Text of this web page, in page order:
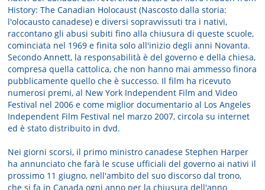
History: The Canadian Holocaust (Nascosto dalla storia:
l'olocausto canadese) e diversi sopravvissuti tra i nativi,
raccontano gli abusi subiti fino alla chiusura di queste scuole,
cominciata nel 1969 e finita solo all'inizio degli anni Novanta.
Secondo Annett, la responsabilità è del governo e della chiesa,
compresa quella cattolica, che non hanno mai ammesso finora
pubblicamente quello che è successo. Il film ha ricevuto
numerosi premi, al New York Independent Film and Video
Festival nel 2006 e come miglior documentario al Los Angeles
Independent Film Festival nel marzo 2007, circola su internet
ed è stato distribuito in dvd.
Nei giorni scorsi, il primo ministro canadese Stephen Harper
ha annunciato che farà le scuse ufficiali del governo ai nativi il
prossimo 11 giugno, nell'ambito del suo discorso dal trono,
che si fa in Canada ogni anno per la chiusura dell'anno